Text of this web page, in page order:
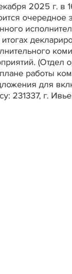
2025 г. в
очередное
(Отдел
работы
для
231337, г.